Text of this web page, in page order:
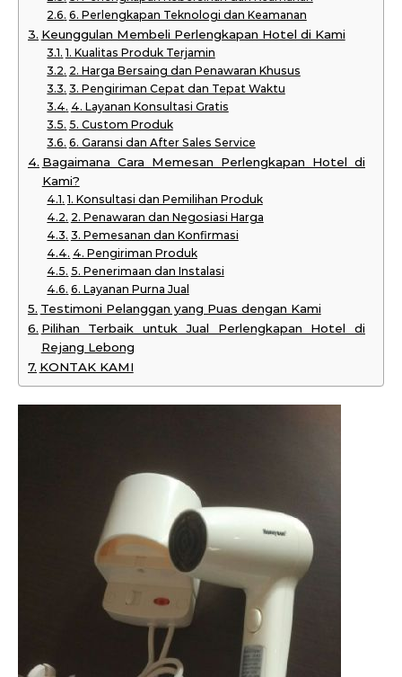
6. Perlengkapan Teknologi dan Keamanan
Keunggulan Membeli Perlengkapan Hotel di Kami
1. Kualitas Produk Terjamin
2. Harga Bersaing dan Penawaran Khusus
3. Pengiriman Cepat dan Tepat Waktu
4. Layanan Konsultasi Gratis
5. Custom Produk
6. Garansi dan After Sales Service
Bagaimana Cara Memesan Perlengkapan Hotel di
Kami?
1. Konsultasi dan Pemilihan Produk
2. Penawaran dan Negosiasi Harga
3. Pemesanan dan Konfirmasi
4. Pengiriman Produk
5. Penerimaan dan Instalasi
6. Layanan Purna Jual
Testimoni Pelanggan yang Puas dengan Kami
Pilihan Terbaik untuk Jual Perlengkapan Hotel di
Rejang Lebong
KONTAK KAMI